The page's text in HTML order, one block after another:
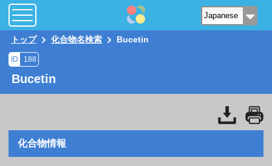
トップ 化合物名検索 Bucetin
ID 188
Bucetin
化合物情報